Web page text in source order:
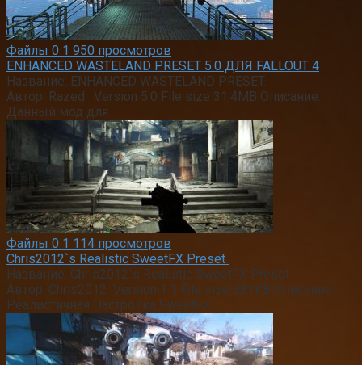
Файлы 0 1 950 просмотров
ENHANCED WASTELAND PRESET 5.0 ДЛЯ FALLOUT 4
Название: ENHANCED WASTELAND PRESET.
Автор: Razed. Version 5.0 File size 31.4MB Описание:
Данный мод для
Файлы 0 1 114 просмотров
Chris2012`s Realistic SweetFX Preset
Название: Chris2012`s Realistic SweetFX Preset
Автор: Chris2012 Version 1.1 File size 881KB Описание:
Реалистичная Настройка SweetFX